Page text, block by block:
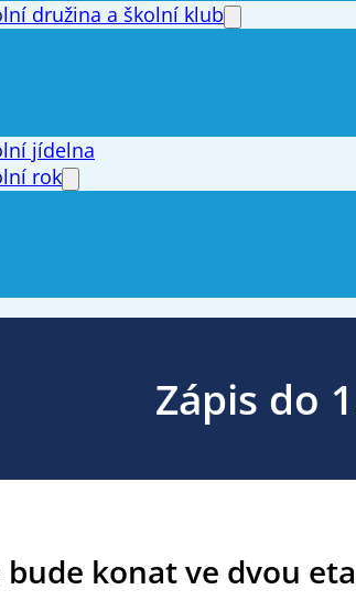
družina a školní klub
jídelna
rok
Zápis do
konat ve dvou